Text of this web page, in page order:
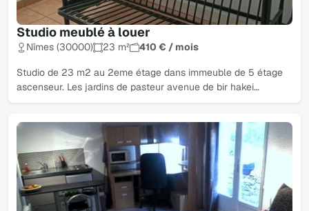
Studio meublé à louer
Nîmes (30000) 23 m² 410 € / mois
Studio de 23 m2 au 2eme étage dans immeuble de 5 étage
ascenseur. Les jardins de pasteur avenue de bir hakei…